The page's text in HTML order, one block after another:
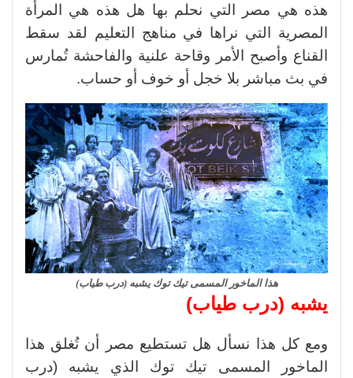
هذه هي مصر التي نحلم بها هل هذه هي المرأة
المصرية التي نراها في مناهج التعليم لقد سقط
القناع وأصبح الأمر وقاحة علنية والفاحشة تُمارس
في بث مباشر بلا خجل أو خوف أو حساب.
هذا الماخور المسمى تيك توك يشبه (درب طياب)
يشبه (درب طياب)
ومع كل هذا نسأل هل تستطيع مصر أن تُغلق هذا
الماخور المسمى تيك توك الذي يشبه (درب